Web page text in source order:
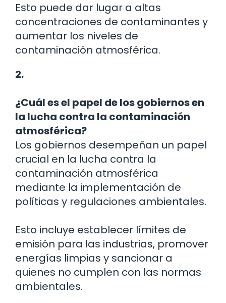
Esto puede dar lugar a altas
concentraciones de contaminantes y
aumentar los niveles de
contaminación atmosférica.
2.
¿Cuál es el papel de los gobiernos en
la lucha contra la contaminación
atmosférica?
Los gobiernos desempeñan un papel
crucial en la lucha contra la
contaminación atmosférica
mediante la implementación de
políticas y regulaciones ambientales.
Esto incluye establecer límites de
emisión para las industrias, promover
energías limpias y sancionar a
quienes no cumplen con las normas
ambientales.